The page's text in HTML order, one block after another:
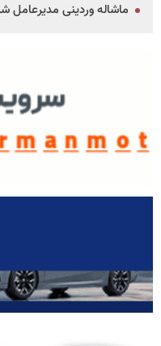
ماشاله وردینی مدیرعامل